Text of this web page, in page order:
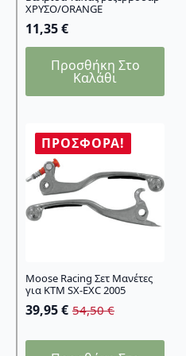
ΧΡΥΣΟ/ORANGE
11,35€
Προσθήκη Στο
Καλάθι
ΠΡΟΣΦΟΡΆ!
Moose Racing Σετ Μανέτες
για KTM SX-EXC 2005
54,50€
Original
was:
39,95€
Η
τιμή